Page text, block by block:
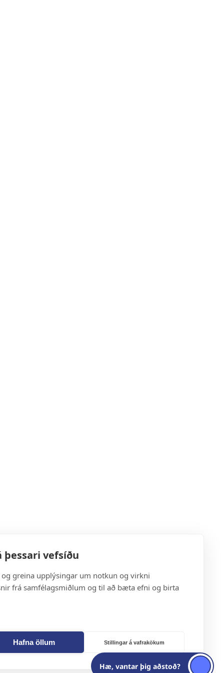
vefsíðu
greina upplýsingar um notkun og virkni
frá samfélagsmiðlum og til að bæta efni og birta
Hafna öllum Stillingar á vafrakökum
Hæ, vantar þig aðstoð?